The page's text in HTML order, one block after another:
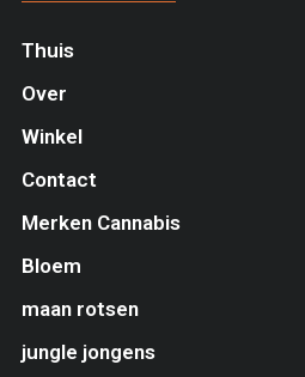
Thuis
Over
Winkel
Contact
Merken Cannabis
Bloem
maan rotsen
jungle jongens